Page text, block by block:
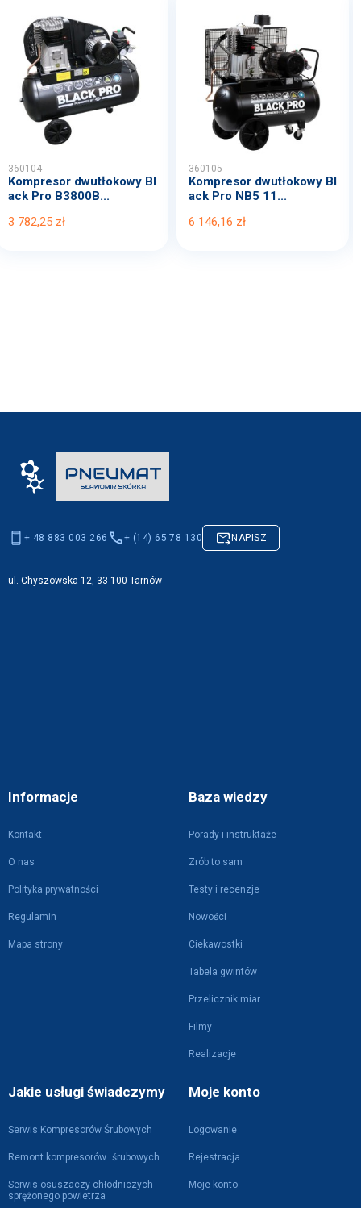
360104
Kompresor dwutłokowy Bl
ack Pro B3800B...
3 782,25 zł
360105
Kompresor dwutłokowy Bl
ack Pro NB5 11...
6 146,16 zł
Informacje
Kontakt
O nas
Polityka prywatności
Regulamin
Mapa strony
Baza wiedzy
Porady i instruktaże
Zrób to sam
Testy i recenzje
Nowości
Ciekawostki
Tabela gwintów
Przelicznik miar
Filmy
Realizacje
Jakie usługi świadczymy
Serwis Kompresorów Śrubowych
Remont kompresorów śrubowych
Serwis osuszaczy chłodniczych
sprężonego powietrza
Moje konto
Logowanie
Rejestracja
Moje konto
+ 48 883 003 266 + (14) 65 78 130 NAPISZ
ul. Chyszowska 12, 33-100 Tarnów